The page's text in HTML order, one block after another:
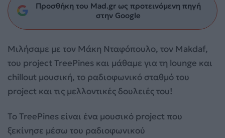
Προσθήκη του Mad.gr ως προτεινόμενη πηγή
στην Google
Μιλήσαμε με τον Μάκη Νταφόπουλο, τον Makdaf,
του project TreePines και μάθαμε για τη lounge και
chillout μουσική, το ραδιοφωνικό σταθμό του
project και τις μελλοντικές δουλειές του!
Το TreePines είναι ένα μουσικό project που
ξεκίνησε μέσω του ραδιοφωνικού